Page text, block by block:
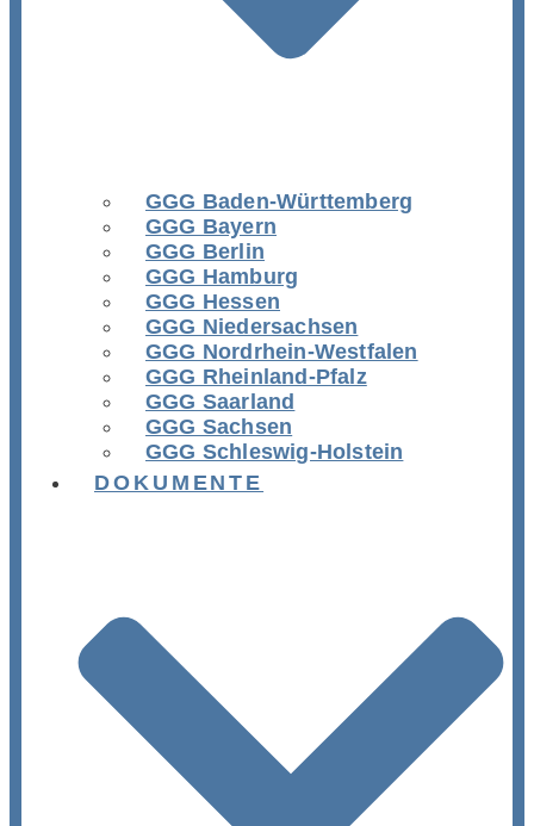
GGG Baden-Württemberg
GGG Bayern
GGG Berlin
GGG Hamburg
GGG Hessen
GGG Niedersachsen
GGG Nordrhein-Westfalen
GGG Rheinland-Pfalz
GGG Saarland
GGG Sachsen
GGG Schleswig-Holstein
DOKUMENTE